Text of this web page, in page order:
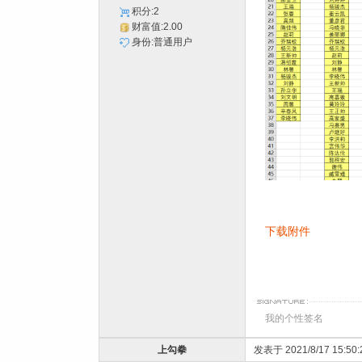
积分:2
财富值:2.00
身份:普通用户
下载附件
我的个性签名
上勾拳 发表于 2021/8/17